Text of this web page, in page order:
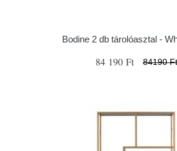
Bodine 2 db tárolóasztal -
84 190 Ft 84190 Ft